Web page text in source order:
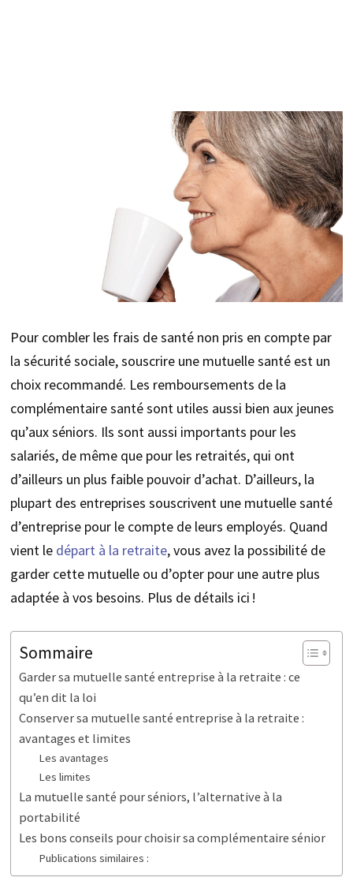
Pour combler les frais de santé non pris en compte par
la sécurité sociale, souscrire une mutuelle santé est un
choix recommandé. Les remboursements de la
complémentaire santé sont utiles aussi bien aux jeunes
qu’aux séniors. Ils sont aussi importants pour les
salariés, de même que pour les retraités, qui ont
d’ailleurs un plus faible pouvoir d’achat. D’ailleurs, la
plupart des entreprises souscrivent une mutuelle santé
d’entreprise pour le compte de leurs employés. Quand
vient le départ à la retraite, vous avez la possibilité de
garder cette mutuelle ou d’opter pour une autre plus
adaptée à vos besoins. Plus de détails ici !
Sommaire
Garder sa mutuelle santé entreprise à la retraite : ce
qu’en dit la loi
Conserver sa mutuelle santé entreprise à la retraite :
avantages et limites
Les avantages
Les limites
La mutuelle santé pour séniors, l’alternative à la
portabilité
Les bons conseils pour choisir sa complémentaire sénior
Publications similaires :